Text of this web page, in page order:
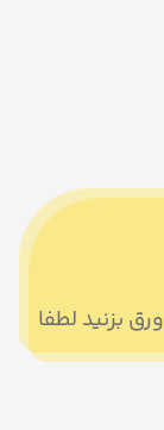
ورق بزنید لطفا